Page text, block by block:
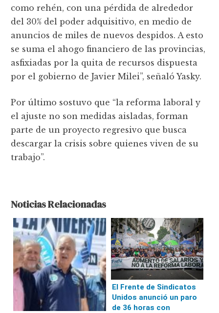
como rehén, con una pérdida de alrededor
del 30% del poder adquisitivo, en medio de
anuncios de miles de nuevos despidos. A esto
se suma el ahogo financiero de las provincias,
asfixiadas por la quita de recursos dispuesta
por el gobierno de Javier Milei”, señaló Yasky.
Por último sostuvo que “la reforma laboral y
el ajuste no son medidas aisladas, forman
parte de un proyecto regresivo que busca
descargar la crisis sobre quienes viven de su
trabajo”.
Noticias Relacionadas
El Frente de Sindicatos
Unidos anunció un paro
de 36 horas con